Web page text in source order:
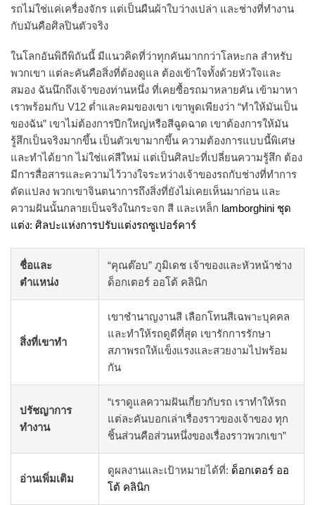
รถไม่ใช่แค่เครื่องจักร แต่เป็นผืนผ้าใบว่างเปล่า และช่างที่ทำงาน
กับมันคือศิลปินตัวจริง
ในโลกอันพิถีพิถันนี้ มีแนวคิดที่ว่าทุกคันมากกว่าโลหะกล สำหรับ
พวกเขา แต่ละคันคือสิ่งที่ต้องดูแล ต้องเข้าใจทั้งด้วยหัวใจและ
สมอง ฉันนึกถึงเจ้าของท่านหนึ่ง ที่เคยซื้อรถมาหลายคัน เข้ามาหา
เราพร้อมกับ V12 ต่ำและคมของเขา เขาพูดเพียงว่า “ทำให้มันเป็น
ของฉัน” เขาไม่ต้องการปีกใหญ่หรือสีฉูดฉาด เขาต้องการให้มัน
รู้สึกเป็นจริงมากขึ้น เป็นตัวเขามากขึ้น ความต้องการแบบนี้พิเศษ
และทำได้ยาก ไม่ใช่แค่สีใหม่ แต่เป็นศิลปะที่เปลี่ยนความรู้สึก ต้อง
มีการสื่อสารและความไว้วางใจระหว่างเจ้าของรถกับช่างที่ทำการ
ดัดแปลง พวกเขาจินตนาการถึงสิ่งที่ยังไม่เคยเห็นมาก่อน และ
ความฝันนั้นกลายเป็นจริงในกระจก สี และเหล็ก lamborghini ชุด
แต่ง: ศิลปะแห่งการปรับแต่งรถซูเปอร์คาร์
ชื่อและ
ตำแหน่ง
“คุณต๊อบ” ภูมิเดช เจ้าของและหัวหน้าช่าง
ด็อกเตอร์ ออโต้ คลินิก
สิ่งที่เขาทำ
เขาชำนาญงานสี เลือกโทนสีเฉพาะบุคคล
และทำให้รถดูดีที่สุด เขารักการรักษา
สภาพรถให้แข็งแรงและสวยงามไปพร้อม
กัน
ปรัชญาการ
ทำงาน
“เราดูแลความฝันเกี่ยวกับรถ เราทำให้รถ
แต่ละคันบอกเล่าเรื่องราวของเจ้าของ ทุก
ชิ้นส่วนคือส่วนหนึ่งของเรื่องราวพวกเขา”
อ่านเพิ่มเติม
ดูผลงานและเป้าหมายได้ที่: ด็อกเตอร์ ออ
โต้ คลินิก